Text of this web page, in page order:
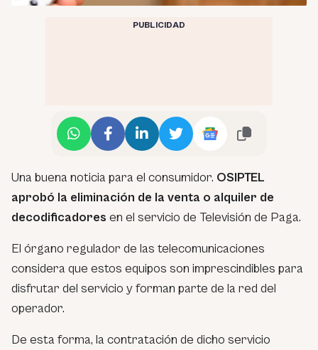
PUBLICIDAD
Una buena noticia para el consumidor. OSIPTEL
aprobó la eliminación de la venta o alquiler de
decodificadores en el servicio de Televisión de Paga.
El órgano regulador de las telecomunicaciones
considera que estos equipos son imprescindibles para
disfrutar del servicio y forman parte de la red del
operador.
De esta forma, la contratación de dicho servicio